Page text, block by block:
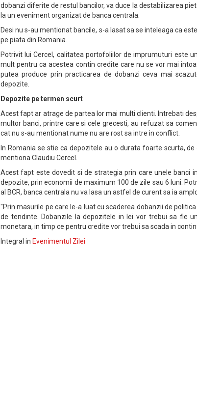
dobanzi diferite de restul bancilor, va duce la destabilizarea
la un eveniment organizat de banca centrala.
Desi nu s-au mentionat bancile, s-a lasat sa se inteleaga ca
pe piata din Romania.
Potrivit lui Cercel, calitatea portofoliilor de imprumuturi este
mult pentru ca acestea contin credite care nu se vor mai
putea produce prin practicarea de dobanzi ceva mai
depozite.
Depozite pe termen scurt
Acest fapt ar atrage de partea lor mai multi clienti. Intrebati
multor banci, printre care si cele grecesti, au refuzat sa
cat nu s-au mentionat nume nu are rost sa intre in conflict.
In Romania se stie ca depozitele au o durata foarte scurta,
mentiona Claudiu Cercel.
Acest fapt este dovedit si de strategia prin care unele banci
depozite, prin economii de maximum 100 de zile sau 6 luni.
al BCR, banca centrala nu va lasa un astfel de curent sa ia
"Prin masurile pe care le-a luat cu scaderea dobanzii de
de tendinte. Dobanzile la depozitele in lei vor trebui sa fie
monetara, in timp ce pentru credite vor trebui sa scada in
Integral in Evenimentul Zilei